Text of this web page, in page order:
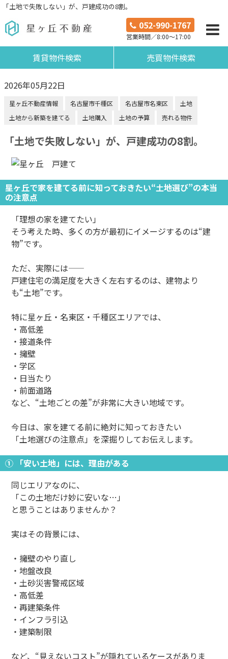
「土地で失敗しない」が、戸建成功の8割。
052-990-1767
営業時間／8:00～17:00
賃貸物件検索 売買物件検索
2026年05月22日
星ヶ丘不動産情報 名古屋市千種区 名古屋市名東区
土地
土地から新築を建てる
土地購入 土地の予算 売れる物件
「土地で失敗しない」が、戸建成功の8割。
星ヶ丘で家を建てる前に知っておきたい“土地選び”の本当
の注意点
「理想の家を建てたい」
そう考えた時、多くの方が最初にイメージするのは“建
物”です。
ただ、実際には――
戸建住宅の満足度を大きく左右するのは、建物より
も“土地”です。
特に星ヶ丘・名東区・千種区エリアでは、
・高低差
・接道条件
・擁壁
・学区
・日当たり
・前面道路
など、“土地ごとの差”が非常に大きい地域です。
今日は、家を建てる前に絶対に知っておきたい
「土地選びの注意点」を深掘りしてお伝えします。
① 「安い土地」には、理由がある
同じエリアなのに、
「この土地だけ妙に安いな…」
と思うことはありませんか？
実はその背景には、
・擁壁のやり直し
・地盤改良
・土砂災害警戒区域
・高低差
・再建築条件
・インフラ引込
・建築制限
など、“見えないコスト”が隠れているケースがありま